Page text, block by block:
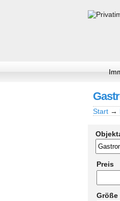
Start →
Preis
Größe